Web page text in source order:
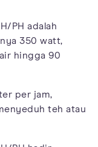
PH adalah
350 watt,
hingga 90
per jam,
teh atau